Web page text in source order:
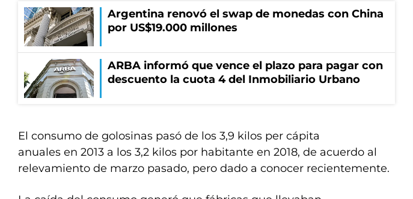
Argentina renovó el swap de monedas con China
por US$19.000 millones
ARBA informó que vence el plazo para pagar con
descuento la cuota 4 del Inmobiliario Urbano
El consumo de golosinas pasó de los 3,9 kilos per cápita
anuales en 2013 a los 3,2 kilos por habitante en 2018, de acuerdo al
relevamiento de marzo pasado, pero dado a conocer recientemente.